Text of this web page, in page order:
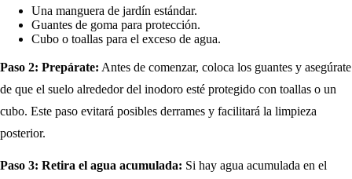
Una manguera de jardín estándar.
Guantes de goma para protección.
Cubo o toallas para el exceso de agua.
Paso 2: Prepárate: Antes de comenzar, coloca los guantes y asegúrate
de que el suelo alrededor del inodoro esté protegido con toallas o un
cubo. Este paso evitará posibles derrames y facilitará la limpieza
posterior.
Paso 3: Retira el agua acumulada: Si hay agua acumulada en el